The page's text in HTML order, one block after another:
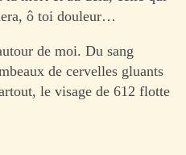
ô toi douleur…
de moi. Du sang
de cervelles gluants
le visage de 612 flotte